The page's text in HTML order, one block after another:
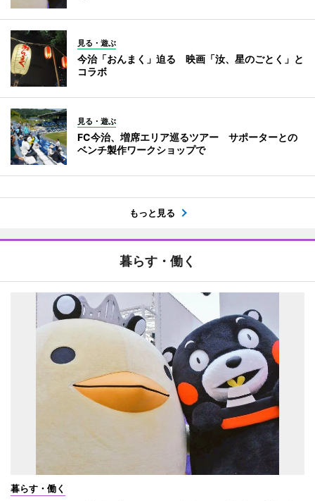
見る・遊ぶ
今治「おんまく」迫る 映画「汝、星のごとく」と
コラボ
見る・遊ぶ
FC今治、増席エリア巡るツアー サポーターとの
ベンチ製作ワークショップで
もっと見る
暮らす・働く
暮らす・働く